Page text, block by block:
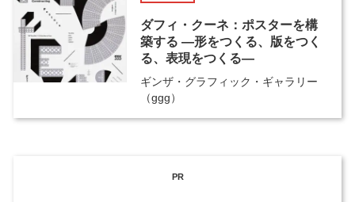
ダフィ・クーネ：ポスターを構
築する ―形をつくる、版をつく
る、表現をつくる―
ギンザ・グラフィック・ギャラリー
（ggg）
PR